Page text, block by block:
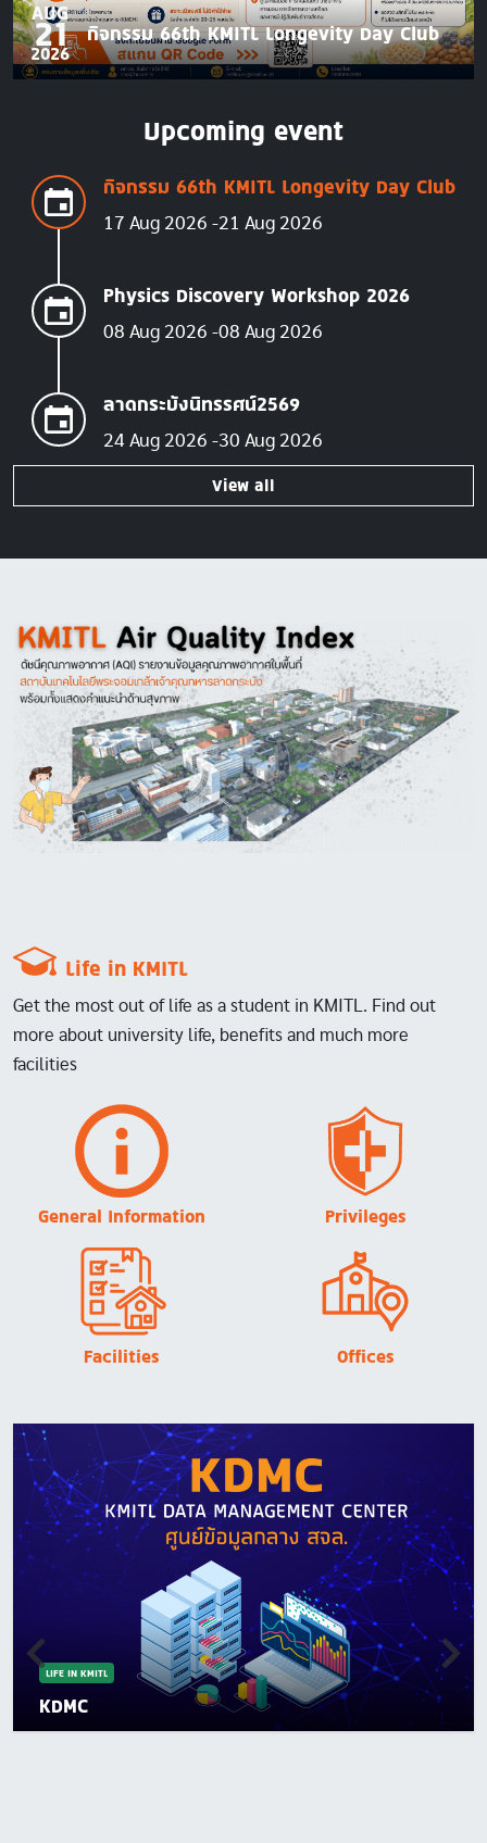
AUG
21
2026
กิจกรรม 66th KMITL Longevity Day Club
Upcoming event
กิจกรรม 66th KMITL Longevity Day Club
17 Aug 2026 21 Aug 2026
Physics Discovery Workshop 2026
08 Aug 2026 08 Aug 2026
ลาดกระบังนิทรรศน์2569
24 Aug 2026 30 Aug 2026
View all
Image
Life in KMITL
Get the most out of life as a student in KMITL. Find out
more about university life, benefits and much more
facilities
Image
General Information
Image
Privileges
Image
Facilities
Image
Offices
LIFE IN KMITL
KDMC